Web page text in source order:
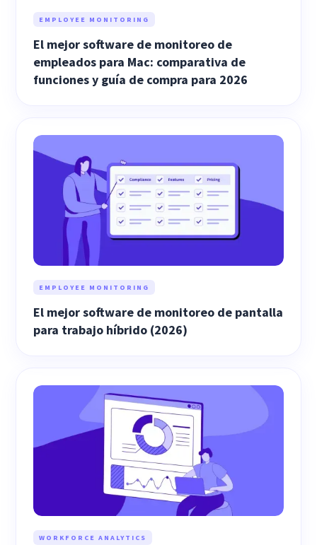
EMPLOYEE MONITORING
El mejor software de monitoreo de
empleados para Mac: comparativa de
funciones y guía de compra para 2026
EMPLOYEE MONITORING
El mejor software de monitoreo de pantalla
para trabajo híbrido (2026)
WORKFORCE ANALYTICS